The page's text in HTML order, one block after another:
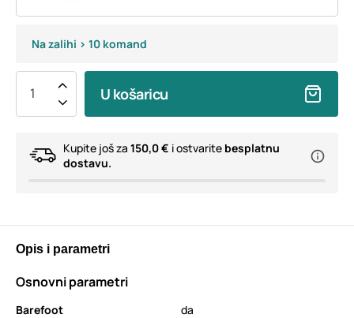
Na zalihi > 10 komand
U košaricu
Kupite još za 150,0 € i ostvarite besplatnu
dostavu.
Opis i parametri
Osnovni parametri
Barefoot da